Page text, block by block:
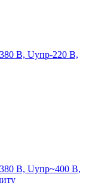
В, Uупр-220 В,
В, Uупр~400 В,